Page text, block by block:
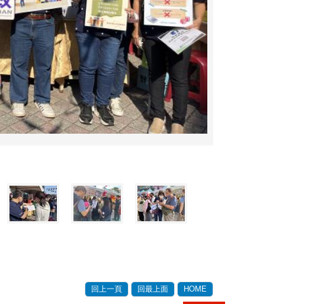
回上一頁 回最上面 HOME